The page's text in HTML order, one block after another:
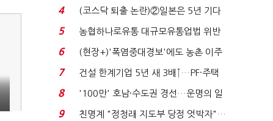
원 간 성과급 불...
4
(코스닥 퇴출 논란)②일본은 5년 기다
려주는데 우리는 ...
5
농협하나로유통 대규모유통업법 위반
적발…공정위, 과...
6
(현장+)'폭염중대경보'에도 농촌 이주
노동자는 강행군…'야...
7
건설 한계기업 5년 새 3배↑…PF·주택
침체에 재무 ...
8
'100만' 호남·수도권 경선…운명의 일
주일
9
친명계 "정청래 지도부 당정 엇박자"…